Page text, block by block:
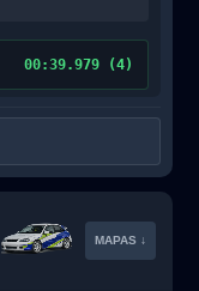
00:39.979 (4)
MAPAS ↓